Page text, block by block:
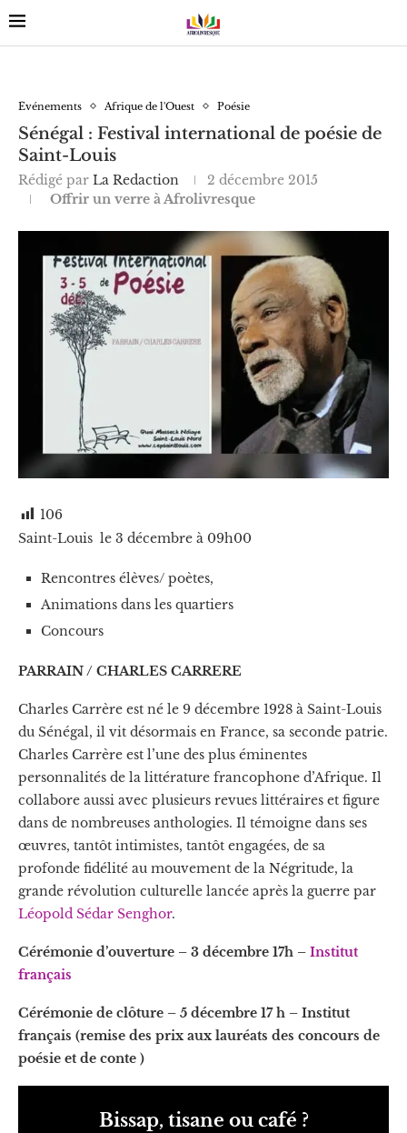
Événements Afrique de l'Ouest Poésie
Sénégal : Festival international de poésie de
Saint-Louis
Rédigé par La Redaction
2 décembre 2015
Offrir un verre à Afrolivresque
106
Saint-Louis le 3 décembre à 09h00
Rencontres élèves/ poètes,
Animations dans les quartiers
Concours
PARRAIN / CHARLES CARRERE
Charles Carrère est né le 9 décembre 1928 à Saint-Louis
du Sénégal, il vit désormais en France, sa seconde patrie.
Charles Carrère est l’une des plus éminentes
personnalités de la littérature francophone d’Afrique. Il
collabore aussi avec plusieurs revues littéraires et figure
dans de nombreuses anthologies. Il témoigne dans ses
œuvres, tantôt intimistes, tantôt engagées, de sa
profonde fidélité au mouvement de la Négritude, la
grande révolution culturelle lancée après la guerre par
Léopold Sédar Senghor.
Cérémonie d’ouverture – 3 décembre 17h – Institut
français
Cérémonie de clôture – 5 décembre 17 h – Institut
français (remise des prix aux lauréats des concours de
poésie et de conte )
Bissap, tisane ou café ?